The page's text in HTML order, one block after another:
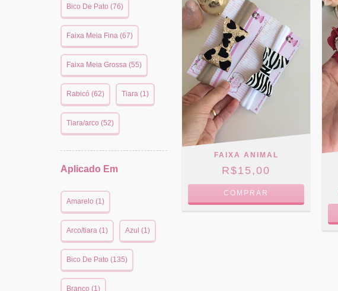
Bico De Pato (76)
Faixa Meia Fina (67)
Faixa Meia Grossa (55)
Rabicó (62) Tiara (1)
Tiara/arco (52)
Aplicado Em
Amarelo (1)
Arco/tiara (1) Azul (1)
Bico De Pato (135)
Branco (1)
FAIXA ANIMAL
R$15,00
COMPRAR